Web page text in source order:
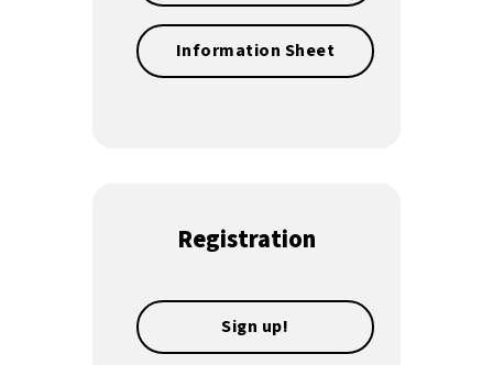
Information Sheet
Registration
Sign up!